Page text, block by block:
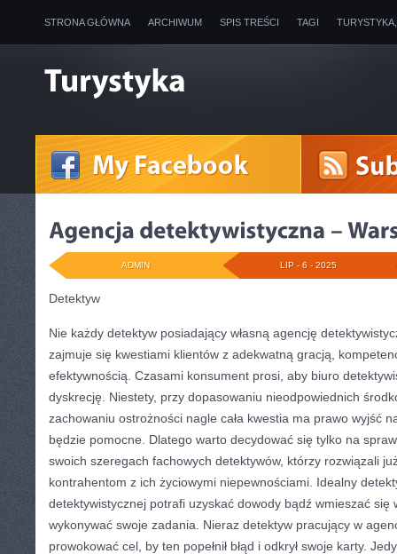
STRONA GŁÓWNA ARCHIWUM SPIS TREŚCI TAGI
LIP - 6 - 2025
ADMIN
Detektyw
Nie każdy detektyw posiadający własną agencję
zajmuje się kwestiami klientów z adekwatną gracją,
efektywnością. Czasami konsument prosi, aby biuro
dyskrecję. Niestety, przy dopasowaniu nieodpowiednich
zachowaniu ostrożności nagle cała kwestia ma prawo wyjść
będzie pomocne. Dlatego warto decydować się tylko na
swoich szeregach fachowych detektywów, którzy rozwiązali
kontrahentom z ich życiowymi niepewnościami. Idealny
detektywistycznej potrafi uzyskać dowody bądź wmieszać się
wykonywać swoje zadania. Nieraz detektyw pracujący w
prowokować cel, by ten popełnił błąd i odkrył swoje karty.